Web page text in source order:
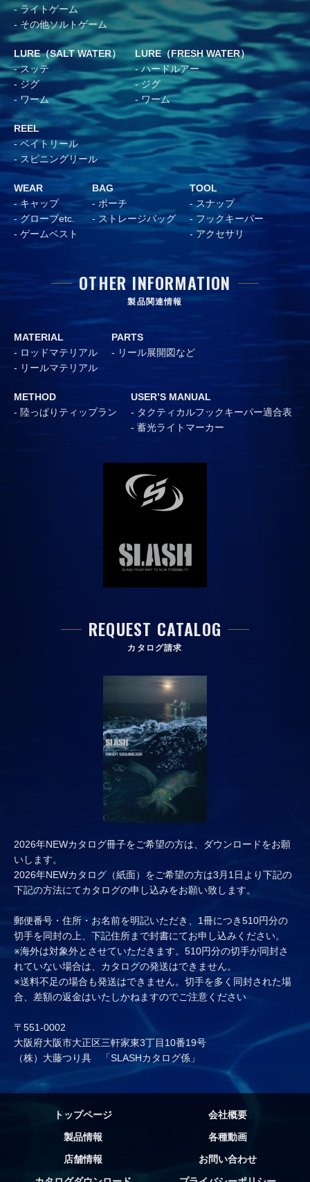
ライトゲーム
その他ソルトゲーム
LURE（SALT WATER）
スッテ
ジグ
ワーム
LURE（FRESH WATER）
ハードルアー
ジグ
ワーム
REEL
ベイトリール
スピニングリール
WEAR
キャップ
グローブetc.
ゲームベスト
BAG
ポーチ
ストレージバッグ
TOOL
スナップ
フックキーパー
アクセサリ
OTHER INFORMATION
製品関連情報
MATERIAL
ロッドマテリアル
リールマテリアル
PARTS
リール展開図など
METHOD
陸っぱりティップラン
USER’S MANUAL
タクティカルフックキーパー適合表
蓄光ライトマーカー
REQUEST CATALOG
カタログ請求
2026年NEWカタログ冊子をご希望の方は、ダウンロードをお願
いします。
2026年NEWカタログ（紙面）をご希望の方は3月1日より下記の
下記の方法にてカタログの申し込みをお願い致します。
郵便番号・住所・お名前を明記いただき、1冊につき510円分の
切手を同封の上、下記住所まで封書にてお申し込みください。
※海外は対象外とさせていただきます。510円分の切手が同封さ
れていない場合は、カタログの発送はできません。
※送料不足の場合も発送はできません。切手を多く同封された場
合、差額の返金はいたしかねますのでご注意ください
〒551-0002
大阪府大阪市大正区三軒家東3丁目10番19号
（株）大藤つり具 「SLASHカタログ係」
トップページ
会社概要
製品情報
各種動画
店舗情報
お問い合わせ